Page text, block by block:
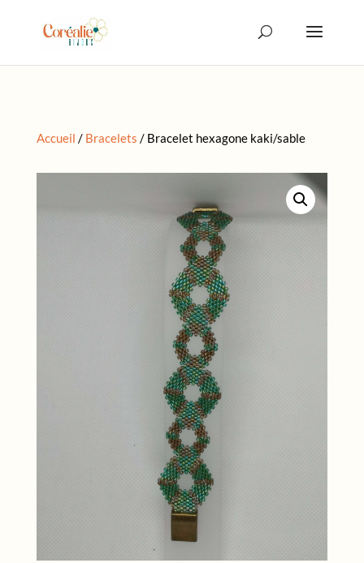
Accueil / Bracelets / Bracelet hexagone kaki/sable